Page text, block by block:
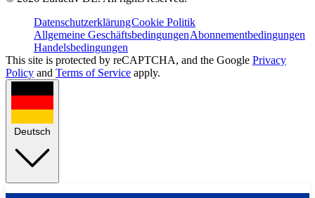
DatenschutzerklärungCookie Politik
Allgemeine GeschäftsbedingungenAbonnementbedingungen
Handelsbedingungen
This site is protected by reCAPTCHA, and the Google Privacy
Policy and Terms of Service apply.
Deutsch